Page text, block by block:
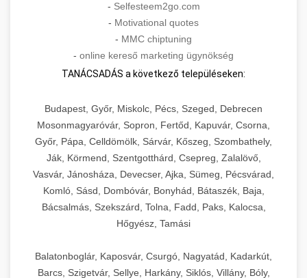
- Selfesteem2go.com
- Motivational quotes
- MMC chiptuning
- online kereső marketing ügynökség
TANÁCSADÁS a következő településeken:
Budapest, Győr, Miskolc, Pécs, Szeged, Debrecen
Mosonmagyaróvár, Sopron, Fertőd, Kapuvár, Csorna,
Győr, Pápa, Celldömölk, Sárvár, Kőszeg, Szombathely,
Ják, Körmend, Szentgotthárd, Csepreg, Zalalövő,
Vasvár, Jánosháza, Devecser, Ajka, Sümeg, Pécsvárad,
Komló, Sásd, Dombóvár, Bonyhád, Bátaszék, Baja,
Bácsalmás, Szekszárd, Tolna, Fadd, Paks, Kalocsa,
Hőgyész, Tamási
Balatonboglár, Kaposvár, Csurgó, Nagyatád, Kadarkút,
Barcs, Szigetvár, Sellye, Harkány, Siklós, Villány, Bóly,